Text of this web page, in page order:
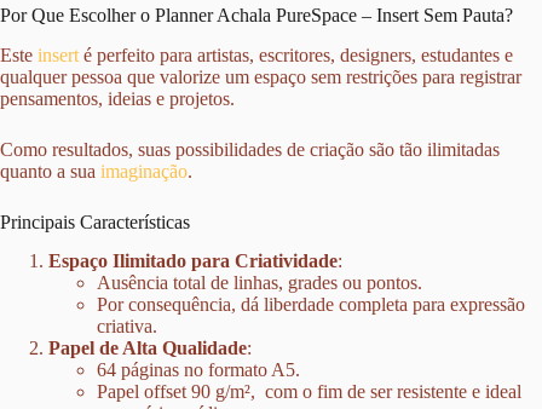
Por Que Escolher o Planner Achala PureSpace – Insert Sem Pauta?
Este insert é perfeito para artistas, escritores, designers, estudantes e
qualquer pessoa que valorize um espaço sem restrições para registrar
pensamentos, ideias e projetos.
Como resultados, suas possibilidades de criação são tão ilimitadas
quanto a sua imaginação.
Principais Características
Espaço Ilimitado para Criatividade:
Ausência total de linhas, grades ou pontos.
Por consequência, dá liberdade completa para expressão
criativa.
Papel de Alta Qualidade:
64 páginas no formato A5.
Papel offset 90 g/m², com o fim de ser resistente e ideal